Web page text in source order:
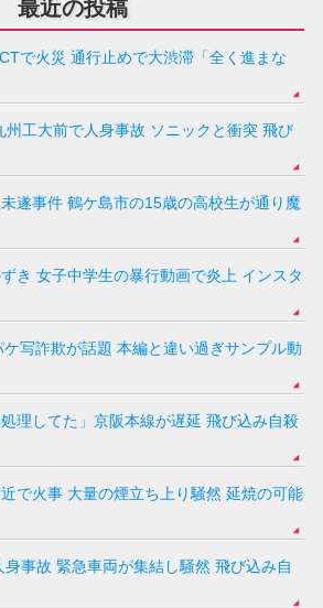
最近の投稿
で火災 通行止めで大渋滞「全く進まな
州工大前で人身事故 ソニックと衝突 飛び
遂事件 鶴ケ島市の15歳の高校生が通り魔
き 女子中学生の暴行動画で炎上 インスタ
写詐欺が話題 本編と違い過ぎサンプル動
理してた」京阪本線が遅延 飛び込み自殺
で火事 大量の煙立ち上り騒然 延焼の可能
事故 緊急車両が集結し騒然 飛び込み自